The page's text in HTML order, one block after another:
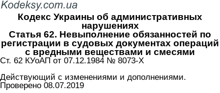
Кодекс Украины об административных
нарушениях
Статья 62. Невыполнение обязанностей по
регистрации в судовых документах операций
с вредными веществами и смесями
Ст. 62 КУоАП от 07.12.1984 № 8073-X
Действующий с изменениями и дополнениями.
Проверено 08.07.2019